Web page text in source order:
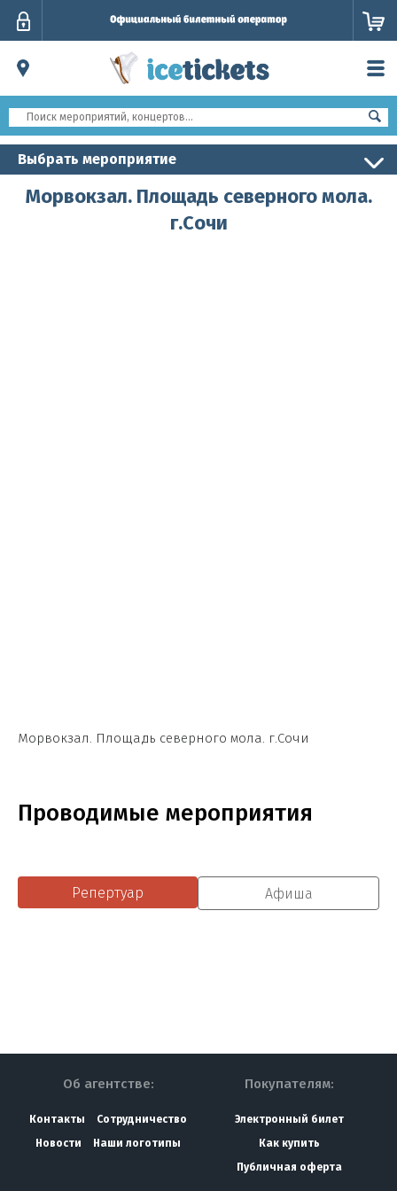
Выбрать мероприятие
Морвокзал. Площадь северного мола.
г.Сочи
Морвокзал. Площадь северного мола. г.Сочи
Проводимые мероприятия
Репертуар Афиша
Об агентстве:
Контакты
Сотрудничество
Новости
Наши логотипы
Покупателям:
Электронный билет
Как купить
Публичная оферта